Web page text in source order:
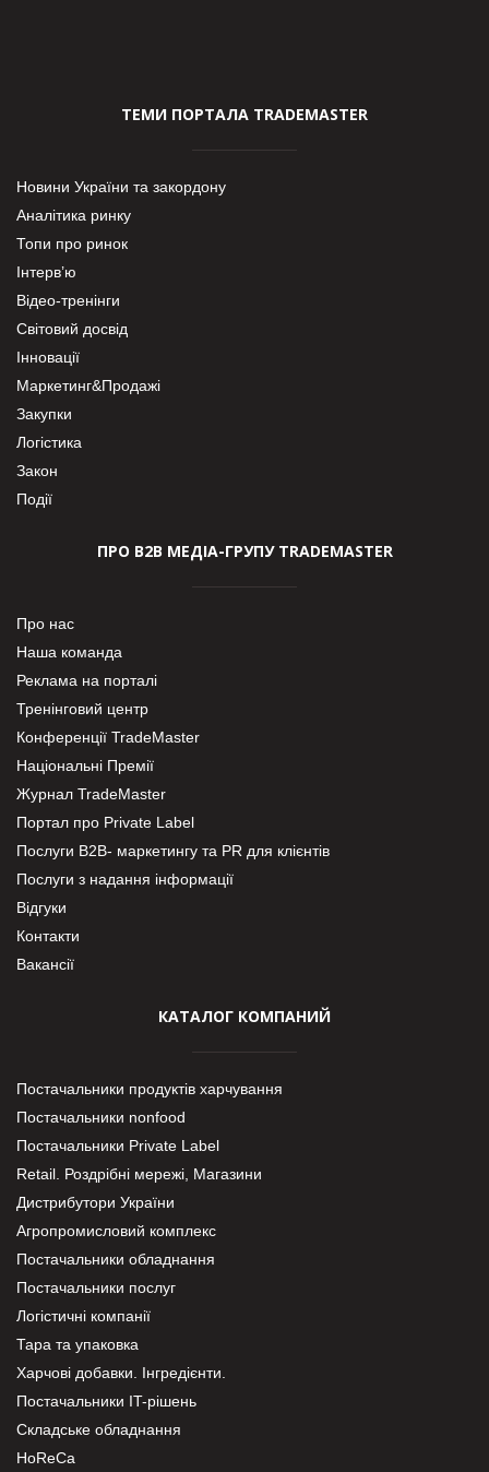
ТЕМИ ПОРТАЛА TRADEMASTER
Новини України та закордону
Аналітика ринку
Топи про ринок
Інтерв’ю
Відео-тренінги
Світовий досвід
Інновації
Маркетинг&Продажі
Закупки
Логістика
Закон
Події
ПРО В2В МЕДІА-ГРУПУ TRADEMASTER
Про нас
Наша команда
Реклама на порталі
Тренінговий центр
Конференції TradeMaster
Національні Премії
Журнал TradeMaster
Портал про Private Label
Послуги В2В- маркетингу та PR для клієнтів
Послуги з надання інформації
Відгуки
Контакти
Вакансії
КАТАЛОГ КОМПАНИЙ
Постачальники продуктів харчування
Постачальники nonfood
Постачальники Private Label
Retail. Роздрібні мережі, Магазини
Дистрибутори України
Агропромисловий комплекс
Постачальники обладнання
Постачальники послуг
Логістичні компанії
Тара та упаковка
Харчові добавки. Інгредієнти.
Постачальники IT-рішень
Складське обладнання
HoReCa